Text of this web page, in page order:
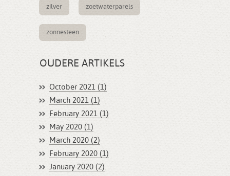
zilver zoetwaterparels
zonnesteen
OUDERE ARTIKELS
October 2021 (1)
March 2021 (1)
February 2021 (1)
May 2020 (1)
March 2020 (2)
February 2020 (1)
January 2020 (2)